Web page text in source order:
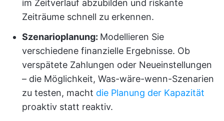
im Zeitverlauf abzubilden und riskante
Zeiträume schnell zu erkennen.
Szenarioplanung: Modellieren Sie
verschiedene finanzielle Ergebnisse. Ob
verspätete Zahlungen oder Neueinstellungen
– die Möglichkeit, Was-wäre-wenn-Szenarien
zu testen, macht die Planung der Kapazität
proaktiv statt reaktiv.